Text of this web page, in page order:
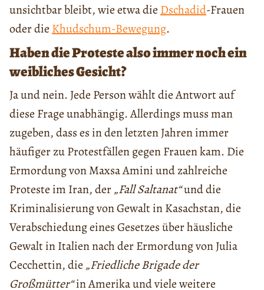
unsichtbar bleibt, wie etwa die Dschadid-Frauen
oder die Khudschum-Bewegung.
Haben die Proteste also immer noch ein
weibliches Gesicht?
Ja und nein. Jede Person wählt die Antwort auf
diese Frage unabhängig. Allerdings muss man
zugeben, dass es in den letzten Jahren immer
häufiger zu Protestfällen gegen Frauen kam. Die
Ermordung von Maxsa Amini und zahlreiche
Proteste im Iran, der„Fall Saltanat“und die
Kriminalisierung von Gewalt in Kasachstan, die
Verabschiedung eines Gesetzes über häusliche
Gewalt in Italien nach der Ermordung von Julia
Cecchettin, die „Friedliche Brigade der
Großmütter“in Amerika und viele weitere